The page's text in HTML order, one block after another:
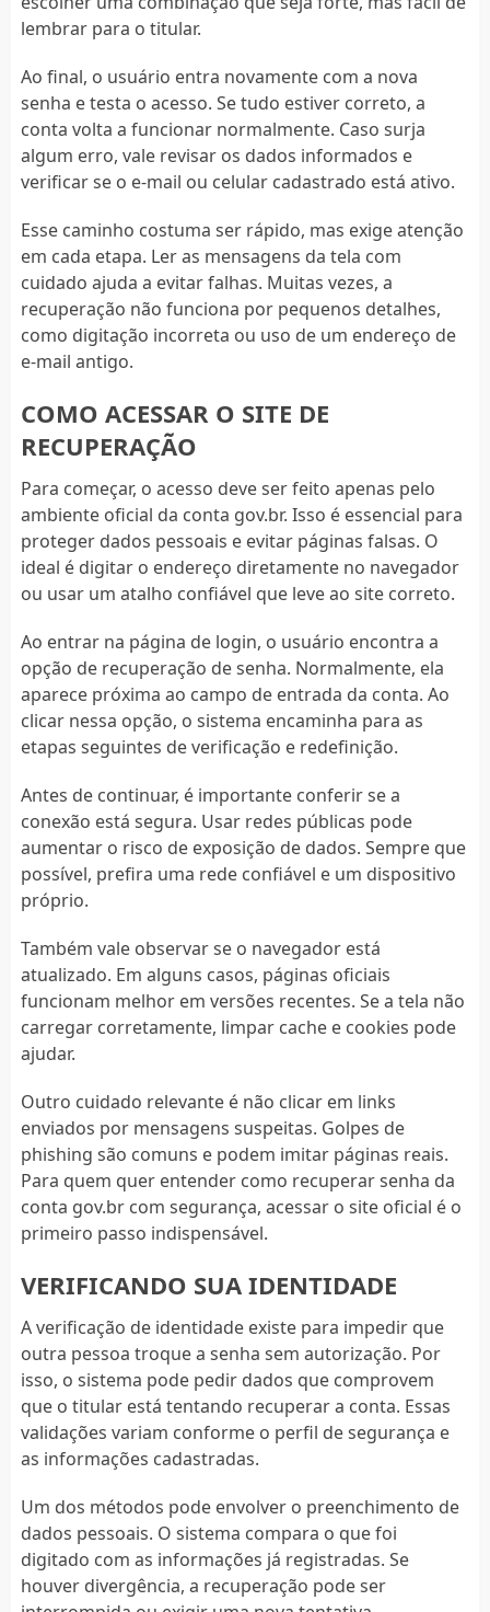
lembrar para o titular.
Ao final, o usuário entra novamente com a nova
senha e testa o acesso. Se tudo estiver correto, a
conta volta a funcionar normalmente. Caso surja
algum erro, vale revisar os dados informados e
verificar se o e-mail ou celular cadastrado está ativo.
Esse caminho costuma ser rápido, mas exige atenção
em cada etapa. Ler as mensagens da tela com
cuidado ajuda a evitar falhas. Muitas vezes, a
recuperação não funciona por pequenos detalhes,
como digitação incorreta ou uso de um endereço de
e-mail antigo.
COMO ACESSAR O SITE DE
RECUPERAÇÃO
Para começar, o acesso deve ser feito apenas pelo
ambiente oficial da conta gov.br. Isso é essencial para
proteger dados pessoais e evitar páginas falsas. O
ideal é digitar o endereço diretamente no navegador
ou usar um atalho confiável que leve ao site correto.
Ao entrar na página de login, o usuário encontra a
opção de recuperação de senha. Normalmente, ela
aparece próxima ao campo de entrada da conta. Ao
clicar nessa opção, o sistema encaminha para as
etapas seguintes de verificação e redefinição.
Antes de continuar, é importante conferir se a
conexão está segura. Usar redes públicas pode
aumentar o risco de exposição de dados. Sempre que
possível, prefira uma rede confiável e um dispositivo
próprio.
Também vale observar se o navegador está
atualizado. Em alguns casos, páginas oficiais
funcionam melhor em versões recentes. Se a tela não
carregar corretamente, limpar cache e cookies pode
ajudar.
Outro cuidado relevante é não clicar em links
enviados por mensagens suspeitas. Golpes de
phishing são comuns e podem imitar páginas reais.
Para quem quer entender como recuperar senha da
conta gov.br com segurança, acessar o site oficial é o
primeiro passo indispensável.
VERIFICANDO SUA IDENTIDADE
A verificação de identidade existe para impedir que
outra pessoa troque a senha sem autorização. Por
isso, o sistema pode pedir dados que comprovem
que o titular está tentando recuperar a conta. Essas
validações variam conforme o perfil de segurança e
as informações cadastradas.
Um dos métodos pode envolver o preenchimento de
dados pessoais. O sistema compara o que foi
digitado com as informações já registradas. Se
houver divergência, a recuperação pode ser